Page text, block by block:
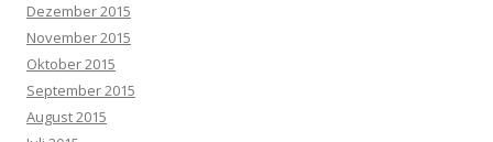
Dezember 2015
November 2015
Oktober 2015
September 2015
August 2015